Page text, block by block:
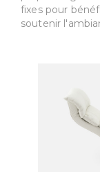
fixes pour
soutenir